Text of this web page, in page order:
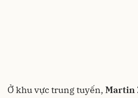
Ở khu vực trung tuyến, Martin